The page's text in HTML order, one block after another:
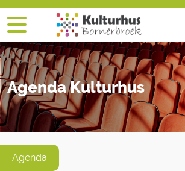
Agenda Kulturhus
Agenda